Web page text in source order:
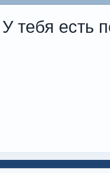
У тебя есть